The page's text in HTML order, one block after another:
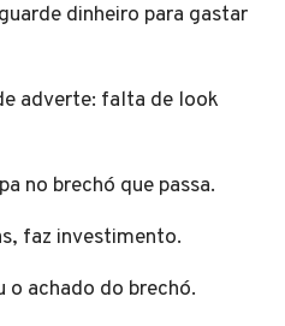
dinheiro para gastar
adverte: falta de look
no brechó que passa.
faz investimento.
o achado do brechó.